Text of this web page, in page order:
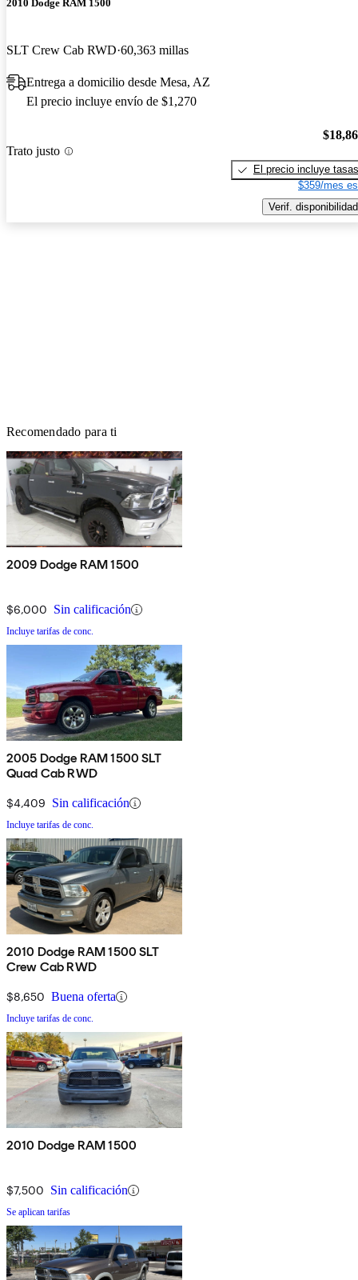
2010 Dodge RAM 1500
SLT Crew Cab RWD 60,363 millas
Entrega a domicilio desde Mesa, AZ
El precio incluye envío de $1,270
Trato justo
El precio incluye tasas
$359/mes
Verif. disponibilidad
Recomendado para ti
2009 Dodge RAM 1500
$6,000 Sin calificación
Incluye tarifas de conc.
2005 Dodge RAM 1500 SLT
Quad Cab RWD
$4,409 Sin calificación
Incluye tarifas de conc.
2010 Dodge RAM 1500 SLT
Crew Cab RWD
$8,650 Buena oferta
Incluye tarifas de conc.
2010 Dodge RAM 1500
$7,500 Sin calificación
Se aplican tarifas